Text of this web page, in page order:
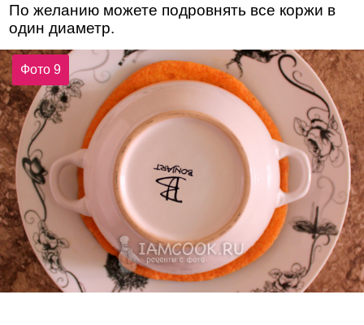
По желанию можете подровнять все коржи в
один диаметр.
Фото 9